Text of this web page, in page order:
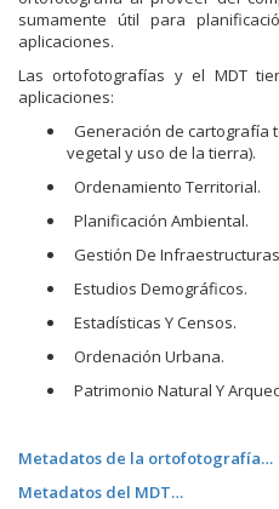
sumamente útil para
aplicaciones.
Las ortofotografías y el MDT
aplicaciones:
Generación de cartografía
vegetal y uso de la tierra).
Ordenamiento Territorial.
Planificación Ambiental.
Gestión De
Estudios Demográficos.
Estadísticas Y Censos.
Ordenación Urbana.
Patrimonio Natural Y
Metadatos de la ortofotografía…
Metadatos del MDT…